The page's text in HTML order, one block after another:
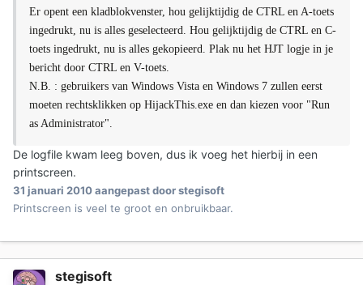
Er opent een kladblokvenster, hou gelijktijdig de CTRL en A-toets
ingedrukt, nu is alles geselecteerd. Hou gelijktijdig de CTRL en C-
toets ingedrukt, nu is alles gekopieerd. Plak nu het HJT logje in je
bericht door CTRL en V-toets.
N.B. : gebruikers van Windows Vista en Windows 7 zullen eerst
moeten rechtsklikken op HijackThis.exe en dan kiezen voor "Run
as Administrator".
De logfile kwam leeg boven, dus ik voeg het hierbij in een
printscreen.
31 januari 2010aangepast door stegisoft
Printscreen is veel te groot en onbruikbaar.
stegisoft